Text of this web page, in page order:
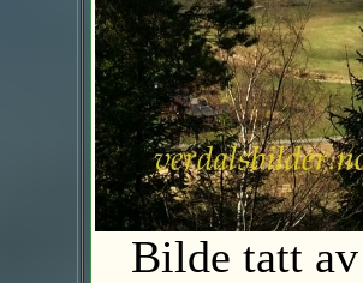
Bilde tatt